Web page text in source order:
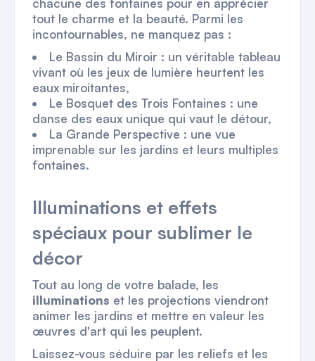
chacune des fontaines pour en apprécier
tout le charme et la beauté. Parmi les
incontournables, ne manquez pas :
Le Bassin du Miroir : un véritable tableau
vivant où les jeux de lumière heurtent les
eaux miroitantes,
Le Bosquet des Trois Fontaines : une
danse des eaux unique qui vaut le détour,
La Grande Perspective : une vue
imprenable sur les jardins et leurs multiples
fontaines.
Illuminations et effets
spéciaux pour sublimer le
décor
Tout au long de votre balade, les
illuminations et les projections viendront
animer les jardins et mettre en valeur les
œuvres d'art qui les peuplent.
Laissez-vous séduire par les reliefs et les